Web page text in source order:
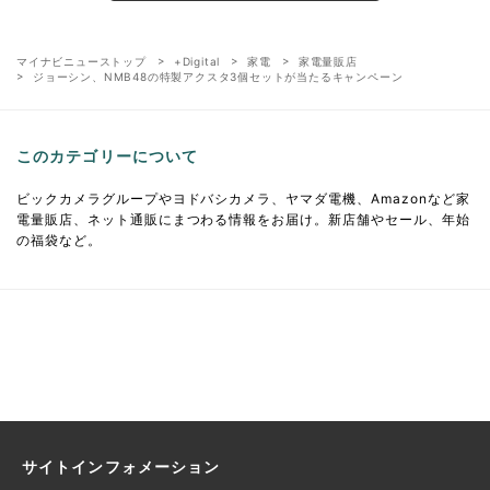
マイナビニューストップ +Digital 家電
家電量販店
ジョーシン、NMB48の特製アクスタ3個セットが当たるキャンペーン
このカテゴリーについて
ビックカメラグループやヨドバシカメラ、ヤマダ電機、Amazonなど家
電量販店、ネット通販にまつわる情報をお届け。新店舗やセール、年始
の福袋など。
サイトインフォメーション